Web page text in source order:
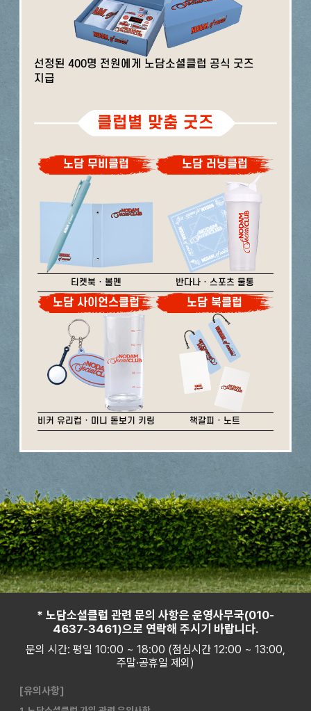
선정된 400명 전원에게 노담소셜클럽 공식 굿즈
지급
클럽별 맞춤 굿즈
노담 무비클럽
티켓북 · 볼펜
노담 러닝클럽
반다나 · 스포츠 물통
노담 사이언스클럽
비커 유리컵 · 미니 돋보기 키링
노담 북클럽
책갈피 · 노트
* 노담소셜클럽 관련 문의 사항은 운영사무국(010-
4637-3461)으로 연락해 주시기 바랍니다.
문의 시간: 평일 10:00 ~ 18:00 (점심시간 12:00 ~ 13:00,
주말·공휴일 제외)
[유의사항]